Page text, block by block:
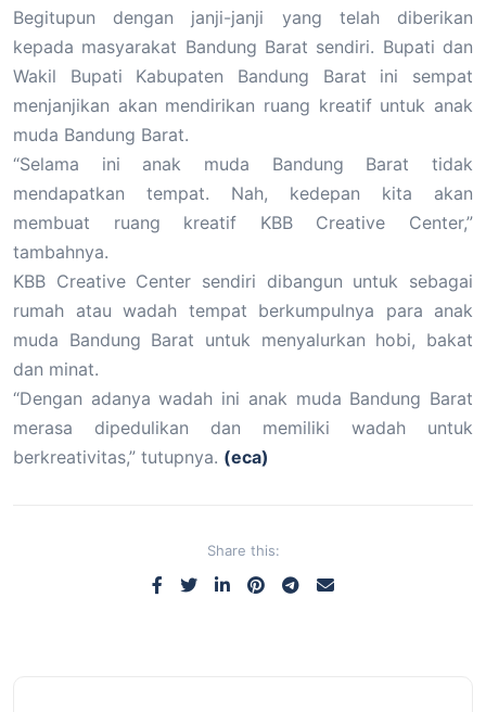
Begitupun dengan janji-janji yang telah diberikan
kepada masyarakat Bandung Barat sendiri. Bupati dan
Wakil Bupati Kabupaten Bandung Barat ini sempat
menjanjikan akan mendirikan ruang kreatif untuk anak
muda Bandung Barat.
“Selama ini anak muda Bandung Barat tidak
mendapatkan tempat. Nah, kedepan kita akan
membuat ruang kreatif KBB Creative Center,”
tambahnya.
KBB Creative Center sendiri dibangun untuk sebagai
rumah atau wadah tempat berkumpulnya para anak
muda Bandung Barat untuk menyalurkan hobi, bakat
dan minat.
“Dengan adanya wadah ini anak muda Bandung Barat
merasa dipedulikan dan memiliki wadah untuk
berkreativitas,” tutupnya. (eca)
Share this: